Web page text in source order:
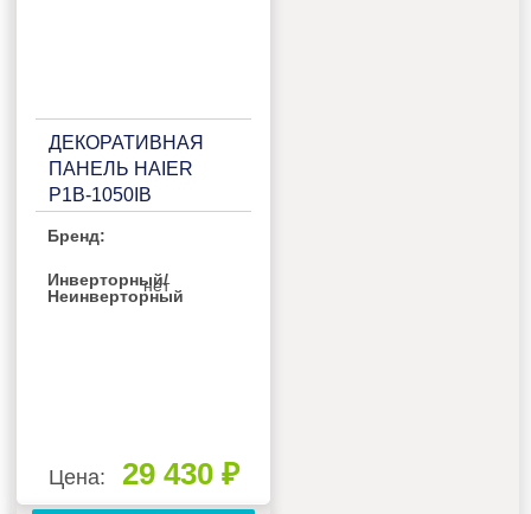
ДЕКОРАТИВНАЯ
ПАНЕЛЬ HAIER
P1B-1050IB
Бренд:
Инверторный/
Неинверторный
нет
Цена: 29 430 ₽